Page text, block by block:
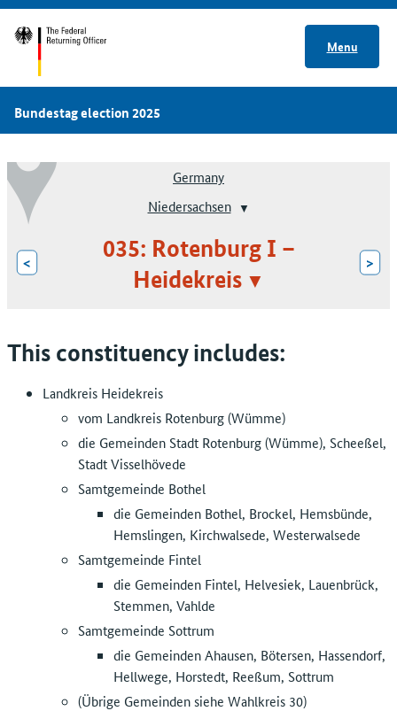
Menu
Bundestag election 2025
Germany
Niedersachsen
<
035: Rotenburg I –
Heidekreis
>
This constituency includes:
Landkreis Heidekreis
vom Landkreis Rotenburg (Wümme)
die Gemeinden Stadt Rotenburg (Wümme), Scheeßel,
Stadt Visselhövede
Samtgemeinde Bothel
die Gemeinden Bothel, Brockel, Hemsbünde,
Hemslingen, Kirchwalsede, Westerwalsede
Samtgemeinde Fintel
die Gemeinden Fintel, Helvesiek, Lauenbrück,
Stemmen, Vahlde
Samtgemeinde Sottrum
die Gemeinden Ahausen, Bötersen, Hassendorf,
Hellwege, Horstedt, Reeßum, Sottrum
(Übrige Gemeinden siehe Wahlkreis 30)